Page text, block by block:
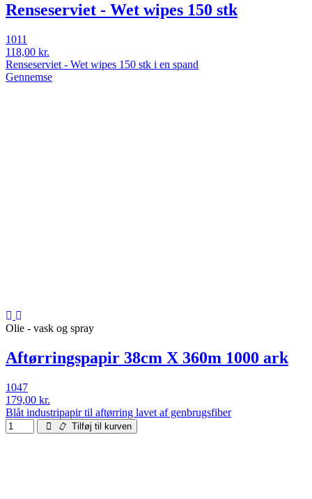
Renseserviet - Wet wipes 150 stk
1011
118,00 kr.
Renseserviet - Wet wipes 150 stk i en spand
Gennemse
Olie - vask og spray
Aftørringspapir 38cm X 360m 1000 ark
1047
179,00 kr.
Blåt industripapir til aftørring lavet af genbrugsfiber
Tilføj til kurven